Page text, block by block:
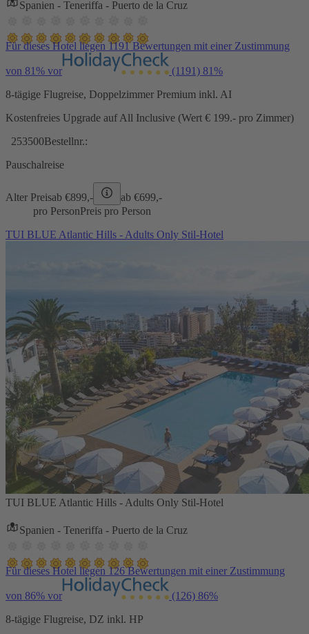
Spanien - Teneriffa - Puerto de la Cruz
Für dieses Hotel liegen 1191 Bewertungen mit einer Zustimmung
von 81% vor (1191) 81%
8-tägige Flugreise, Doppelzimmer Premium inkl. AI
Kostenfreies Upgrade auf All Inclusive (Wert € 199.- pro Zimmer)
253500Bestellnr.:
Pauschalreise
Alter Preisab €899,- ab €699,-
pro PersonPreis pro Person
TUI BLUE Atlantic Hills - Adults Only Stil-Hotel
TUI BLUE Atlantic Hills - Adults Only Stil-Hotel
Spanien - Teneriffa - Puerto de la Cruz
Für dieses Hotel liegen 126 Bewertungen mit einer Zustimmung
von 86% vor (126) 86%
8-tägige Flugreise, DZ inkl. HP